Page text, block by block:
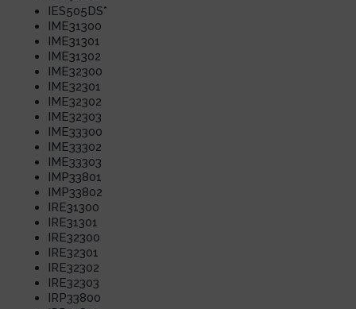
IES505DS*
IME31300
IME31301
IME31302
IME32300
IME32301
IME32302
IME32303
IME33300
IME33302
IME33303
IMP33801
IMP33802
IRE31300
IRE31301
IRE32300
IRE32301
IRE32302
IRE32303
IRP33800